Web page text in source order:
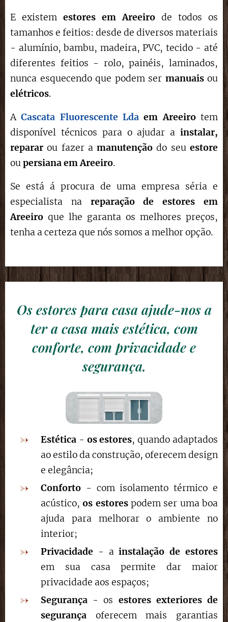
E existem estores em Areeiro de todos os
tamanhos e feitios: desde de diversos materiais
- alumínio, bambu, madeira, PVC, tecido - até
diferentes feitios - rolo, painéis, laminados,
nunca esquecendo que podem ser manuaisou
elétricos.
ACascata Fluorescente Lda em Areeirotem
disponível técnicos para o ajudar a instalar,
reparar ou fazer amanutenção do seuestore
oupersiana emAreeiro.
Se está á procura de uma empresa séria e
especialista na reparação de estores em
Areeiro que lhe garanta os melhores preços,
tenha a certeza que nós somos a melhor opção.
Os estores para casa ajude-nos a
ter a casa mais estética, com
conforte, com privacidade e
segurança.
Estética - os estores, quando adaptados
ao estilo da construção, oferecem design
e elegância;
Conforto - com isolamento térmico e
acústico,os estorespodem ser uma boa
ajuda para melhorar o ambiente no
interior;
Privacidade - ainstalação de estores
em sua casa permite dar maior
privacidade aos espaços;
Segurança - os estores exteriores de
segurança oferecem mais garantias